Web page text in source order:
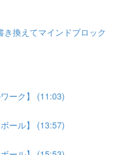
換えてマインドブロック
ーク】 (11:03)
ール】 (13:57)